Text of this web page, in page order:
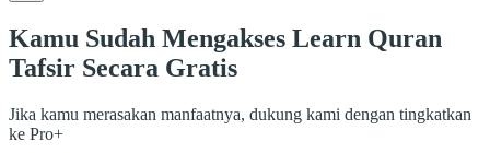
Kamu Sudah Mengakses Learn Quran
Tafsir Secara Gratis
Jika kamu merasakan manfaatnya, dukung kami dengan tingkatkan
ke Pro+